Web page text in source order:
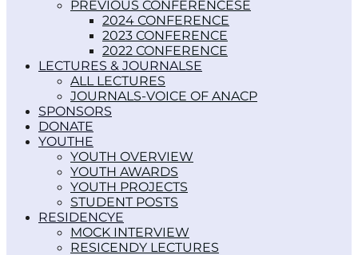
PREVIOUS CONFERENCES
2024 CONFERENCE
2023 CONFERENCE
2022 CONFERENCE
LECTURES & JOURNALS
ALL LECTURES
JOURNALS-VOICE OF ANACP
SPONSORS
DONATE
YOUTH
YOUTH OVERVIEW
YOUTH AWARDS
YOUTH PROJECTS
STUDENT POSTS
RESIDENCY
MOCK INTERVIEW
RESICENDY LECTURES